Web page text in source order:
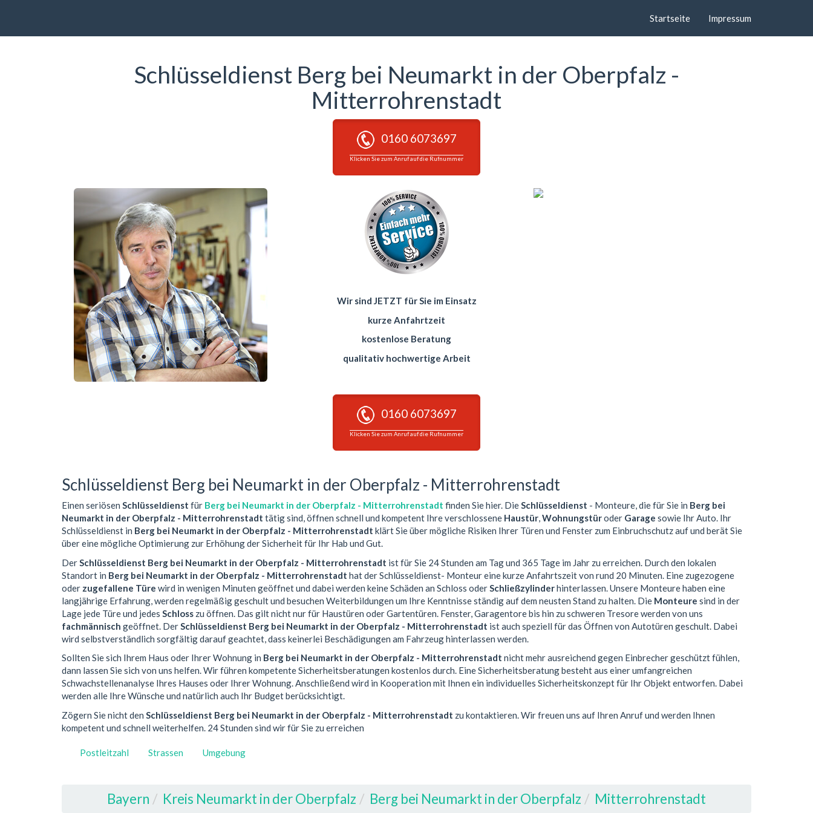
Startseite Impressum
Schlüsseldienst Berg bei Neumarkt in der Oberpfalz -
Mitterrohrenstadt
0160 6073697
Klicken Sie zum Anruf auf die Rufnummer
Wir sind JETZT für Sie im Einsatz
kurze Anfahrtzeit
kostenlose Beratung
qualitativ hochwertige Arbeit
0160 6073697
Klicken Sie zum Anruf auf die Rufnummer
Schlüsseldienst Berg bei Neumarkt in der Oberpfalz - Mitterrohrenstadt
Einen seriösen Schlüsseldienst für Berg bei Neumarkt in der Oberpfalz - Mitterrohrenstadt finden Sie hier. DieSchlüsseldienst - Monteure, die für Sie in Berg bei
Neumarkt in der Oberpfalz - Mitterrohrenstadt tätig sind, öffnen schnell und kompetent Ihre verschlossene Haustür,Wohnungstüroder Garage sowie Ihr Auto. Ihr
Schlüsseldienst in Berg bei Neumarkt in der Oberpfalz - Mitterrohrenstadt klärt Sie über mögliche Risiken Ihrer Türen und Fenster zum Einbruchschutz auf und berät Sie
über eine mögliche Optimierung zur Erhöhung der Sicherheit für Ihr Hab und Gut.
DerSchlüsseldienst Berg bei Neumarkt in der Oberpfalz - Mitterrohrenstadt ist für Sie 24 Stunden am Tag und 365 Tage im Jahr zu erreichen. Durch den lokalen
Standort in Berg bei Neumarkt in der Oberpfalz - Mitterrohrenstadt hat der Schlüsseldienst- Monteur eine kurze Anfahrtszeit von rund 20 Minuten. Eine zugezogene
oder zugefallene Türe wird in wenigen Minuten geöffnet und dabei werden keine Schäden an Schloss oderSchließzylinderhinterlassen. Unsere Monteure haben eine
langjährige Erfahrung, werden regelmäßig geschult und besuchen Weiterbildungen um Ihre Kenntnisse ständig auf dem neusten Stand zu halten. Die Monteure sind in der
Lage jede Türe und jedes Schloss zu öffnen. Das gilt nicht nur für Haustüren oder Gartentüren. Fenster, Garagentore bis hin zu schweren Tresore werden von uns
fachmännisch geöffnet. DerSchlüsseldienst Berg bei Neumarkt in der Oberpfalz - Mitterrohrenstadt ist auch speziell für das Öffnen von Autotüren geschult. Dabei
wird selbstverständlich sorgfältig darauf geachtet, dass keinerlei Beschädigungen am Fahrzeug hinterlassen werden.
Sollten Sie sich Ihrem Haus oder Ihrer Wohnung in Berg bei Neumarkt in der Oberpfalz - Mitterrohrenstadt nicht mehr ausreichend gegen Einbrecher geschützt fühlen,
dann lassen Sie sich von uns helfen. Wir führen kompetente Sicherheitsberatungen kostenlos durch. Eine Sicherheitsberatung besteht aus einer umfangreichen
Schwachstellenanalyse Ihres Hauses oder Ihrer Wohnung. Anschließend wird in Kooperation mit Ihnen ein individuelles Sicherheitskonzept für Ihr Objekt entworfen. Dabei
werden alle Ihre Wünsche und natürlich auch Ihr Budget berücksichtigt.
Zögern Sie nicht den Schlüsseldienst Berg bei Neumarkt in der Oberpfalz - Mitterrohrenstadt zu kontaktieren. Wir freuen uns auf Ihren Anruf und werden Ihnen
kompetent und schnell weiterhelfen. 24 Stunden sind wir für Sie zu erreichen
Postleitzahl Strassen Umgebung
Bayern Kreis Neumarkt in der Oberpfalz Berg bei Neumarkt in der Oberpfalz Mitterrohrenstadt